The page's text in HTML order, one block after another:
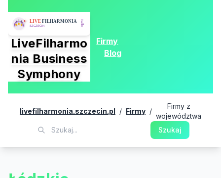
LiveFilharmo
nia Business
Symphony
Firmy
Blog
livefilharmonia.szczecin.pl / Firmy /
Firmy z
województwa
Szukaj